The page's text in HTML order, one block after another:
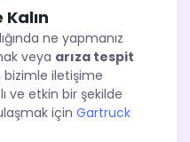
ne yapmanız
veya arıza tespit
bizimle iletişime
ve etkin bir şekilde
için Gartruck